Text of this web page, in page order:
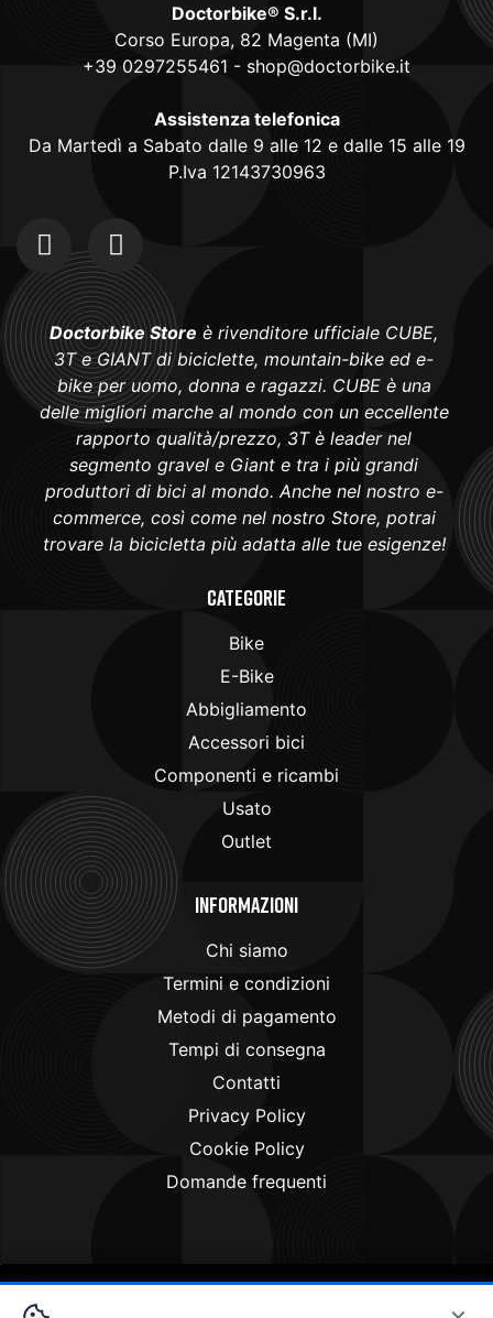
Doctorbike® S.r.l.
Corso Europa, 82 Magenta (MI)
+39 0297255461 - shop@doctorbike.it
Assistenza telefonica
Da Martedì a Sabato dalle 9 alle 12 e dalle 15 alle 19
P.Iva 12143730963
Doctorbike Store è rivenditore ufficiale CUBE,
3T e GIANT di biciclette, mountain-bike ed e-
bike per uomo, donna e ragazzi. CUBE è una
delle migliori marche al mondo con un eccellente
rapporto qualità/prezzo, 3T è leader nel
segmento gravel e Giant e tra i più grandi
produttori di bici al mondo. Anche nel nostro e-
commerce, così come nel nostro Store, potrai
trovare la bicicletta più adatta alle tue esigenze!
Categorie
Bike
E-Bike
Abbigliamento
Accessori bici
Componenti e ricambi
Usato
Outlet
Informazioni
Chi siamo
Termini e condizioni
Metodi di pagamento
Tempi di consegna
Contatti
Privacy Policy
Cookie Policy
Domande frequenti
Copyright © 2024 . All rights reserved